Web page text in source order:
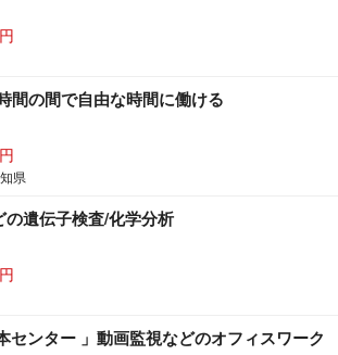
間の間で自由な時間に働ける
県
遺伝子検査/化学分析
センター 」動画監視などのオフィスワーク